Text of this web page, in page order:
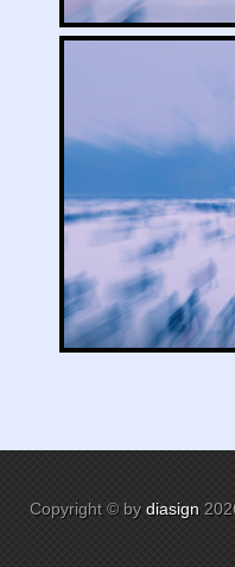
Copyright © bydiasign